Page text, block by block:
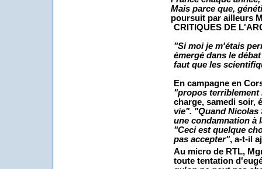
Mais parce que,
poursuit par ailleurs
CRITIQUES DE
"Si moi je m'étais
émergé dans le
faut que les
En campagne en
"propos terriblement
charge, samedi soir,
vie". "Quand Nicolas
une condamnation à
"Ceci est quelque
pas accepter", a-t-il
Au micro de RTL,
toute tentation